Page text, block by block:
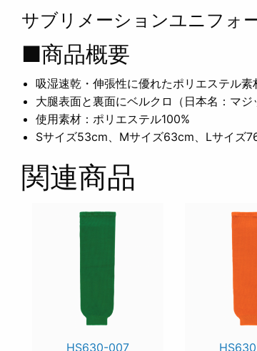
サブリメーションユニフォ
■商品概要
吸湿速乾・伸張性に優れたポリエステル素
大腿表面と裏面にベルクロ（日本名：マジ
使用素材：ポリエステル100%
Sサイズ53cm、Mサイズ63cm、Lサイズ
関連商品
HS630-007